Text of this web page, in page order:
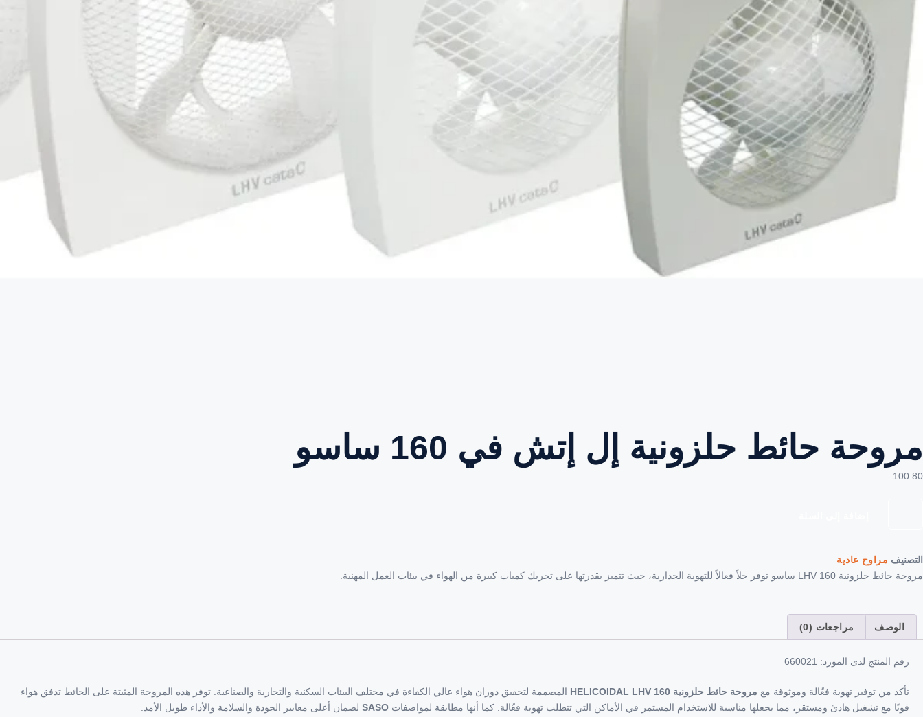
مروحة حائط حلزونية إل إتش في 160 ساسو
100.80
التصنيف مراوح عادية
مروحة حائط حلزونية LHV 160 ساسو توفر حلاً فعالاً للتهوية الجدارية، حيث تتميز بقدرتها على تحريك كميات كبيرة من الهواء في بيئات العمل المهنية.
الوصف مراجعات (0)
رقم المنتج لدى المورد: 660021
تأكد من توفير تهوية فعّالة وموثوقة مع مروحة حائط حلزونية HELICOIDAL LHV 160
المصممة لتحقيق دوران هواء عالي الكفاءة في مختلف البيئات السكنية والتجارية والصناعية. توفر هذه المروحة المثبتة على الحائط تدفق هواء
قويًا مع تشغيل هادئ ومستقر، مما يجعلها مناسبة للاستخدام المستمر في الأماكن التي تتطلب تهوية فعّالة. كما أنها مطابقة لمواصفات SASO لضمان أعلى معايير الجودة والسلامة والأداء طويل الأمد.